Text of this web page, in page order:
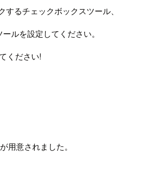
るチェックボックスツール、
ルを設定してください。
ください!
意されました。